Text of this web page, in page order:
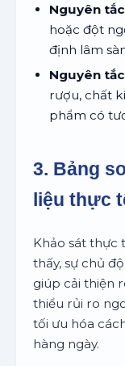
Nguyên
hoặc đột
định lâm
Nguyên
rượu, chất
phẩm có
3. Bảng
liệu thực
Khảo sát thực
thấy, sự chủ
giúp cải thiện
thiểu rủi ro
tối ưu hóa
hàng ngày.